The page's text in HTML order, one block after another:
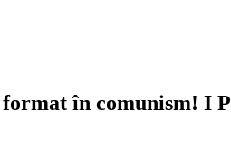
în comunism! I